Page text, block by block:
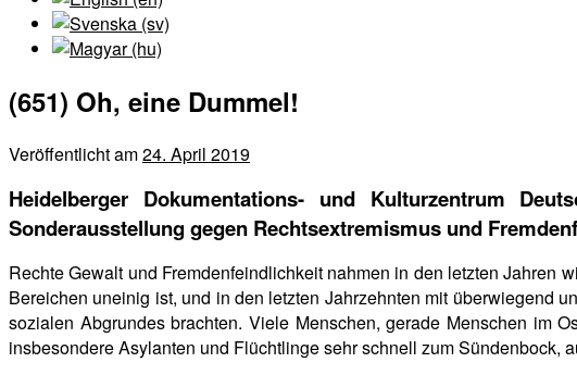
(651) Oh, eine Dummel!
Veröffentlicht am24. April 2019
Heidelberger Dokumentations- und Kulturzentrum
Sonderausstellung gegen Rechtsextremismus und
Rechte Gewalt und Fremdenfeindlichkeit nahmen in den letzten Jahren
Bereichen uneinig ist, und in den letzten Jahrzehnten mit überwiegend
sozialen Abgrundes brachten. Viele Menschen, gerade Menschen im
insbesondere Asylanten und Flüchtlinge sehr schnell zum Sündenbock,